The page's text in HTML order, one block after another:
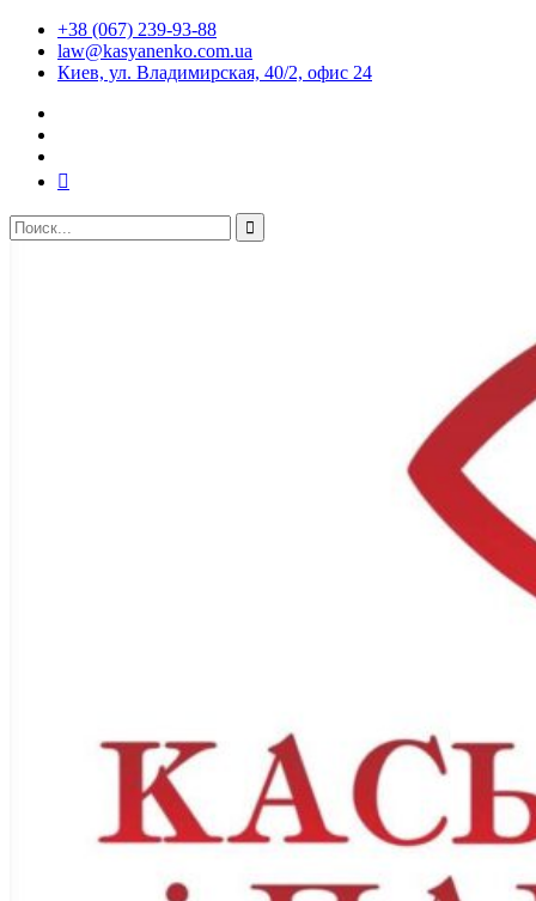
+38 (067) 239-93-88
law@kasyanenko.com.ua
Киев, ул. Владимирская, 40/2, офис 24